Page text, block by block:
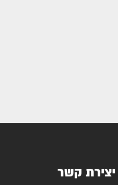
יצירת קשר